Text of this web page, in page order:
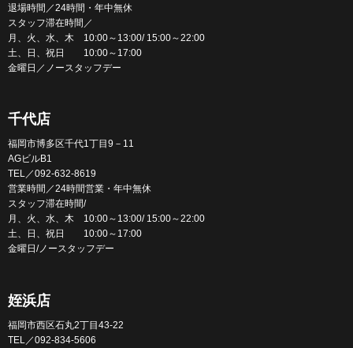
退場時間／24時間・年中無休
スタッフ滞在時間／
月、火、水、木 10:00～13:00/ 15:00～22:00
土、日、祝日 10:00～17:00
金曜日／ノースタッフデー
千代店
福岡市博多区千代1丁目9－11
AGビルB1
TEL／092-632-8619
営業時間／24時間営業・年中無休
スタッフ滞在時間/
月、火、水、木 10:00～13:00/ 15:00～22:00
土、日、祝日 10:00～17:00
金曜日/ノースタッフデー
姪浜店
福岡市西区石丸2丁目43-22
TEL／092-834-5606